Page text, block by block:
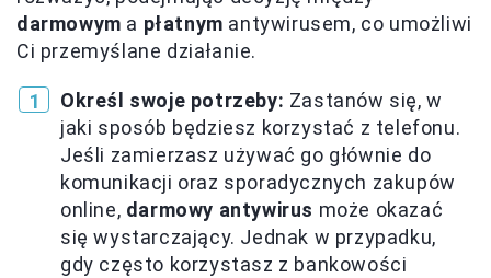
darmowym a płatnym antywirusem, co umożliwi
Ci przemyślane działanie.
Określ swoje potrzeby: Zastanów się, w
jaki sposób będziesz korzystać z telefonu.
Jeśli zamierzasz używać go głównie do
komunikacji oraz sporadycznych zakupów
online, darmowy antywirus może okazać
się wystarczający. Jednak w przypadku,
gdy często korzystasz z bankowości